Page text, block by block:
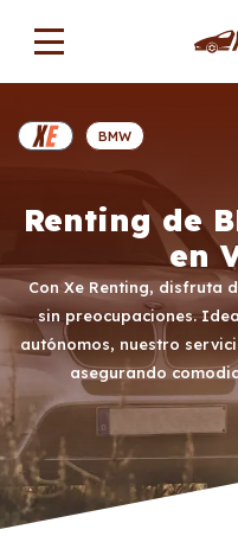
Renting de
en
Con Xe Renting, disfruta
sin preocupaciones.
autónomos, nuestro
asegurando
BMW